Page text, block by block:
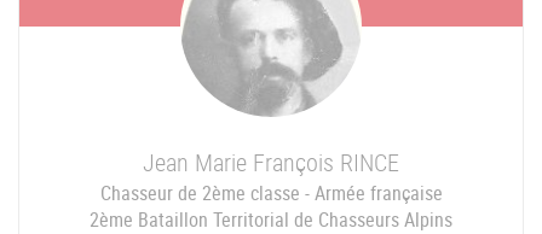
Jean Marie François RINCE
Chasseur de 2ème classe - Armée française
2ème Bataillon Territorial de Chasseurs Alpins